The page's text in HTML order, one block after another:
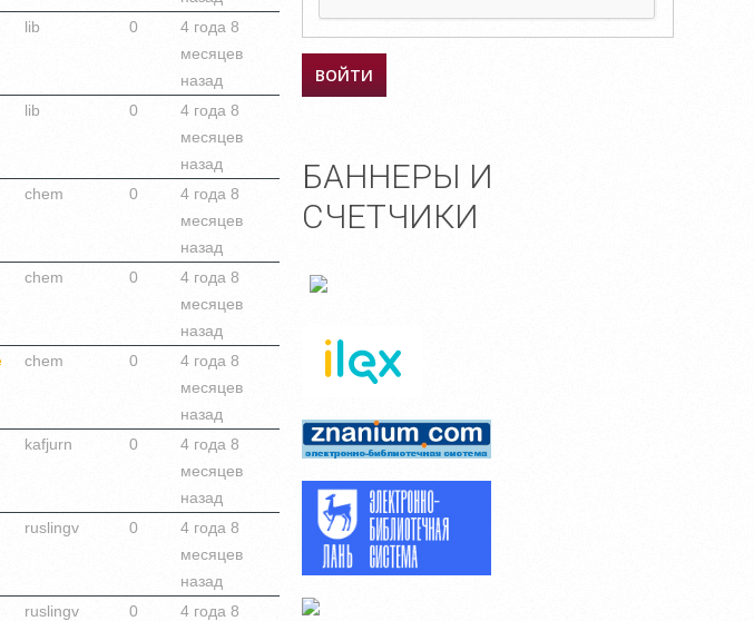
БАННЕРЫ И
СЧЕТЧИКИ
lib 0
4 года 8
месяцев
назад
lib 0
4 года 8
месяцев
назад
chem 0
4 года 8
месяцев
назад
chem 0
4 года 8
месяцев
назад
chem 0
4 года 8
месяцев
назад
kafjurn 0
4 года 8
месяцев
назад
ruslingv 0
4 года 8
месяцев
назад
ruslingv 0
4 года 8